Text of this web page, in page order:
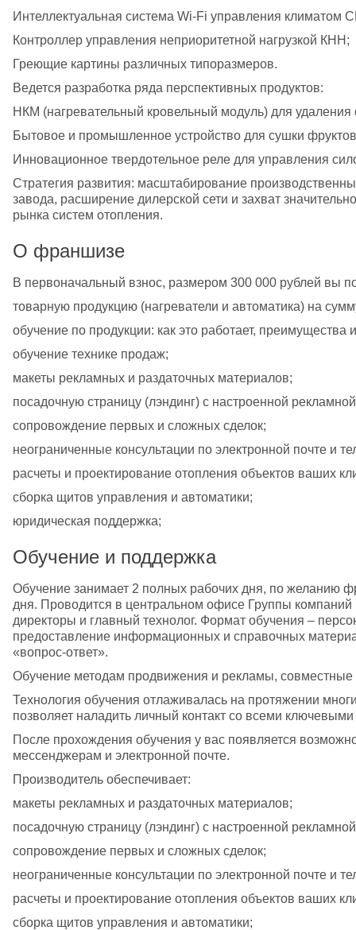
Интеллектуальная система Wi-Fi управления климатом
Контроллер управления неприоритетной нагрузкой КНН;
Греющие картины различных типоразмеров.
Ведется разработка ряда перспективных продуктов:
НКМ (нагревательный кровельный модуль) для удаления
Бытовое и промышленное устройство для сушки
Инновационное твердотельное реле для управления
Стратегия развития: масштабирование
завода, расширение дилерской сети и захват
рынка систем отопления.
О франшизе
В первоначальный взнос, размером 300 000 рублей вы
товарную продукцию (нагреватели и автоматика) на
обучение по продукции: как это работает, преимущества
обучение технике продаж;
макеты рекламных и раздаточных материалов;
посадочную страницу (лэндинг) с настроенной
сопровождение первых и сложных сделок;
неограниченные консультации по электронной почте и
расчеты и проектирование отопления объектов ваших
сборка щитов управления и автоматики;
юридическая поддержка;
Обучение и поддержка
Обучение занимает 2 полных рабочих дня, по желанию
дня. Проводится в центральном офисе Группы
директоры и главный технолог. Формат обучения –
предоставление информационных и справочных
«вопрос-ответ».
Обучение методам продвижения и рекламы, совместные
Технология обучения отлаживалась на протяжении
позволяет наладить личный контакт со всеми
После прохождения обучения у вас появляется
мессенджерам и электронной почте.
Производитель обеспечивает:
макеты рекламных и раздаточных материалов;
посадочную страницу (лэндинг) с настроенной
сопровождение первых и сложных сделок;
неограниченные консультации по электронной почте и
расчеты и проектирование отопления объектов ваших
сборка щитов управления и автоматики;